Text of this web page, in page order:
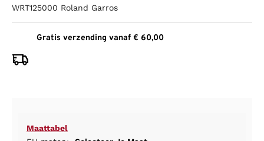
WRT125000 Roland Garros
Gratis verzending vanaf € 60,00
Maattabel